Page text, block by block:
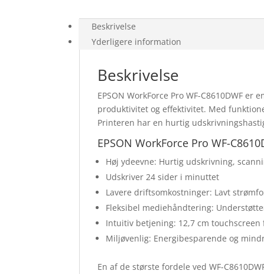
Beskrivelse
Yderligere information
Beskrivelse
EPSON WorkForce Pro WF-C8610DWF
produktivitet og effektivitet. Med
Printeren har en hurtig
EPSON WorkForce Pro WF-
Høj ydeevne: Hurtig udskrivning,
Udskriver 24 sider i minuttet
Lavere driftsomkostninger: Lavt
Fleksibel mediehåndtering:
Intuitiv betjening: 12,7 cm
Miljøvenlig: Energibesparende og
En af de største fordele ved WF-